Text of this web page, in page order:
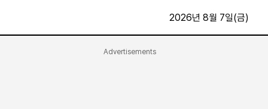
2026년 8월 7일(금)
Advertisements